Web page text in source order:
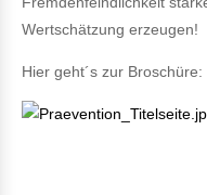
Wertschätzung erzeugen!
Hier geht´s zur Broschüre: